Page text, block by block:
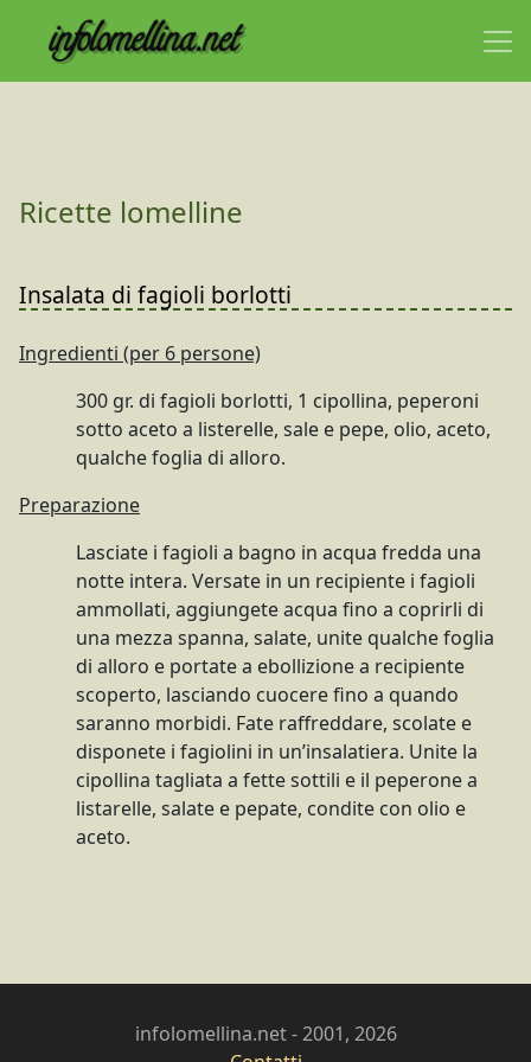
Ricette lomelline
Insalata di fagioli borlotti
Ingredienti (per 6 persone)
300 gr. di fagioli borlotti, 1 cipollina, peperoni
sotto aceto a listerelle, sale e pepe, olio, aceto,
qualche foglia di alloro.
Preparazione
Lasciate i fagioli a bagno in acqua fredda una
notte intera. Versate in un recipiente i fagioli
ammollati, aggiungete acqua fino a coprirli di
una mezza spanna, salate, unite qualche foglia
di alloro e portate a ebollizione a recipiente
scoperto, lasciando cuocere fino a quando
saranno morbidi. Fate raffreddare, scolate e
disponete i fagiolini in un’insalatiera. Unite la
cipollina tagliata a fette sottili e il peperone a
listarelle, salate e pepate, condite con olio e
aceto.
infolomellina.net - 2001, 2026